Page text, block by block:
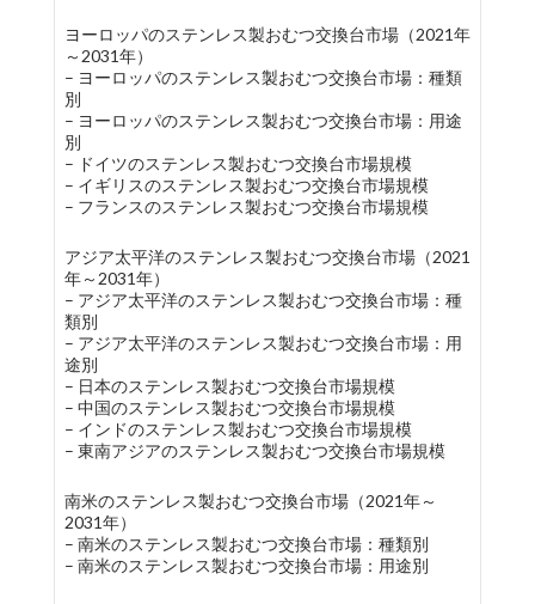
ヨーロッパのステンレス製おむつ交換台市場（2021年
～2031年）
– ヨーロッパのステンレス製おむつ交換台市場：種類
別
– ヨーロッパのステンレス製おむつ交換台市場：用途
別
– ドイツのステンレス製おむつ交換台市場規模
– イギリスのステンレス製おむつ交換台市場規模
– フランスのステンレス製おむつ交換台市場規模
アジア太平洋のステンレス製おむつ交換台市場（2021
年～2031年）
– アジア太平洋のステンレス製おむつ交換台市場：種
類別
– アジア太平洋のステンレス製おむつ交換台市場：用
途別
– 日本のステンレス製おむつ交換台市場規模
– 中国のステンレス製おむつ交換台市場規模
– インドのステンレス製おむつ交換台市場規模
– 東南アジアのステンレス製おむつ交換台市場規模
南米のステンレス製おむつ交換台市場（2021年～
2031年）
– 南米のステンレス製おむつ交換台市場：種類別
– 南米のステンレス製おむつ交換台市場：用途別